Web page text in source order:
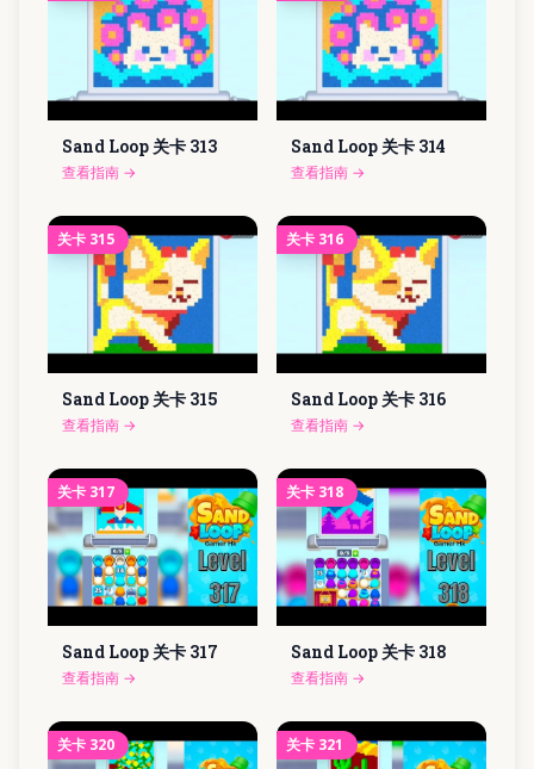
Sand Loop 关卡 313
查看指南 →
Sand Loop 关卡 314
查看指南 →
关卡 315
Sand Loop 关卡 315
查看指南 →
关卡 316
Sand Loop 关卡 316
查看指南 →
关卡 317
Sand Loop 关卡 317
查看指南 →
关卡 318
Sand Loop 关卡 318
查看指南 →
关卡 320 关卡 321